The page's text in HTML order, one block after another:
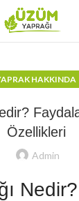
HAKKINDA
Özellikleri
Admin
Nedir?